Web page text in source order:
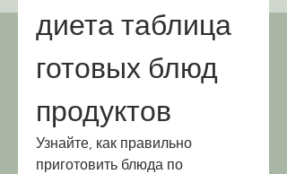
диета таблица
готовых блюд
продуктов
Узнайте, как правильно
приготовить блюда по